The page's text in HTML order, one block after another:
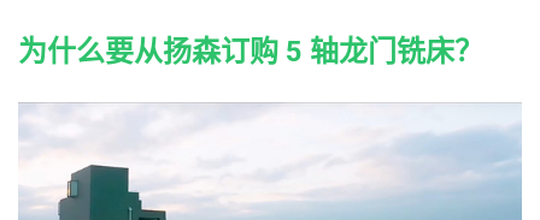
为什么要从扬森订购 5 轴龙门铣床？